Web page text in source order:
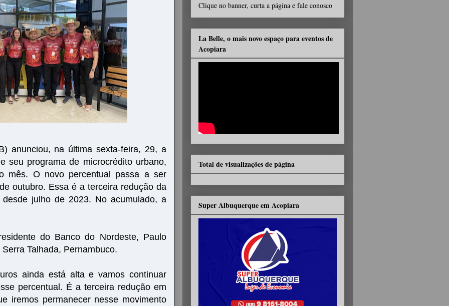
anunciou, na última sexta-feira, 29, a
seu programa de microcrédito urbano,
mês. O novo percentual passa a ser
outubro. Essa é a terceira redução da
julho de 2023. No acumulado, a
do Banco do Nordeste, Paulo
Talhada, Pernambuco.
ainda está alta e vamos continuar
percentual. É a terceira redução em
iremos permanecer nesse movimento
Clique no banner, curta a página e fale conosco
La Belle, o mais novo espaço para eventos de
Acopiara
Total de visualizações de página
Super Albuquerque em Acopiara